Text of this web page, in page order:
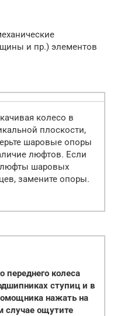
и пр.) элементов
колесо в
плоскости,
шаровые опоры
люфтов. Если
люфты шаровых
замените опоры.
переднего колеса
ступиц и в
нажать на
случае ощутите